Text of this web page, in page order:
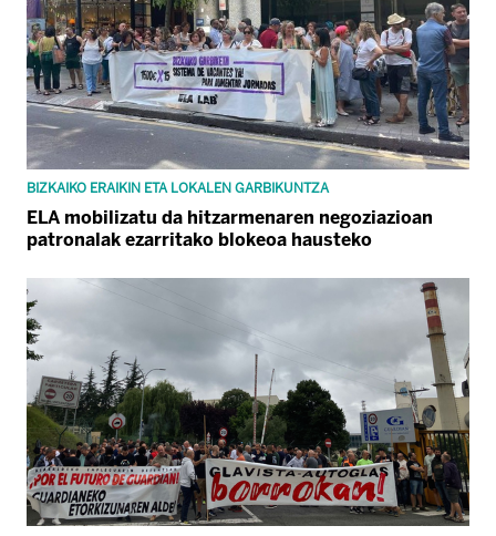
BIZKAIKO ERAIKIN ETA LOKALEN GARBIKUNTZA
ELA mobilizatu da hitzarmenaren negoziazioan
patronalak ezarritako blokeoa hausteko